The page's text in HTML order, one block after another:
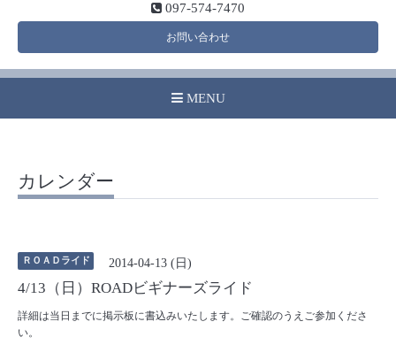
097-574-7470
お問い合わせ
MENU
カレンダー
ＲＯＡＤライド 2014-04-13 (日)
4/13（日）ROADビギナーズライド
詳細は当日までに掲示板に書込みいたします。ご確認のうえご参加くださ
い。